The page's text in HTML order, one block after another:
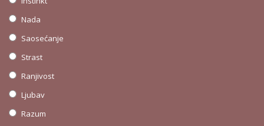
Nada
Saosećanje
Strast
Ranjivost
Ljubav
Razum